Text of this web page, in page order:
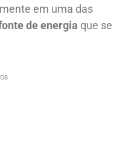
em uma das
de energia que se